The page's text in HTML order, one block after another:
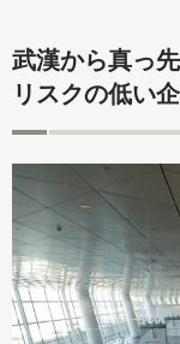
武漢から真っ
リスクの低い